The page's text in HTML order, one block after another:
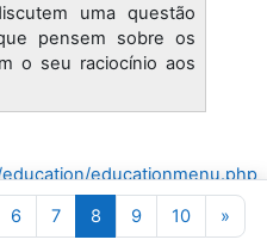
uma questão
pensem sobre os
o seu raciocínio aos
educationmenu.php
5
6Página 6
7Página 7
8Página 8
9Página 9
10Página 10
»